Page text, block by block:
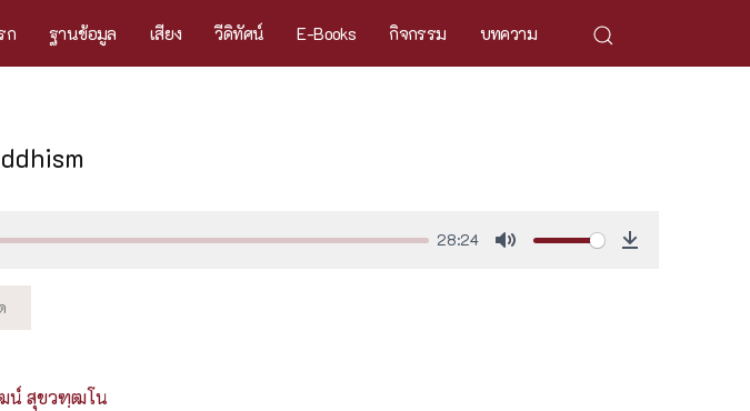
ก ฐานข้อมูล เสียง วีดิทัศน์ E-Books กิจกรรม บทความ
28:24
น์ สุขวฑฺฒโน